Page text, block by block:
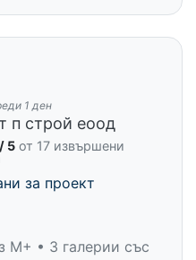
1 ден
п строй еоод
5 от 17 извършени
за проект
M+ • 3 галерии със